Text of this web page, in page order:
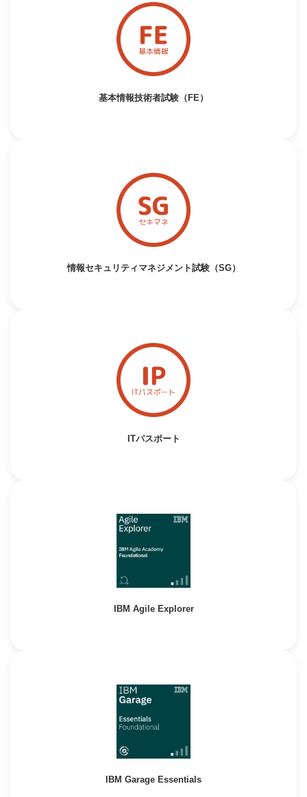
基本情報技術者試験（FE）
情報セキュリティマネジメント試験（SG）
ITパスポート
IBM Agile Explorer
IBM Garage Essentials